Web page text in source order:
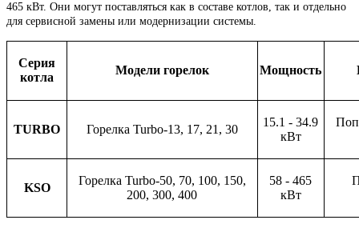
465 кВт. Они могут поставляться как в составе котлов, так и отдельно
для сервисной замены или модернизации системы.
Серия
котла
Модели горелок Мощность
TURBO Горелка Turbo-13, 17, 21, 30
15.1 - 34.9
кВт
KSO
Горелка Turbo-50, 70, 100, 150,
200, 300, 400
58 - 465
кВт